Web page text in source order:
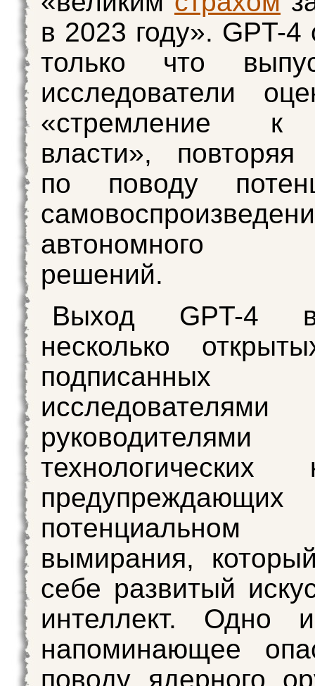
в 2023 году». GPT-4
только что
исследователи
«стремление к
власти», повторяя
по поводу
автономного
решений.
Выход GPT-4
несколько
подписанных
руководителями
технологических
вымирания,
себе развитый
интеллект. Одно
напоминающее
поводу ядерного